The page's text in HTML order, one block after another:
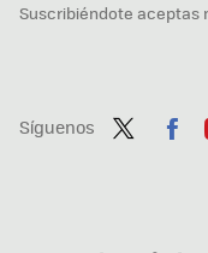
Suscribiéndote aceptas
Síguenos